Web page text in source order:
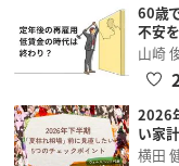
60歳
不安
山崎
2026
い家
横田